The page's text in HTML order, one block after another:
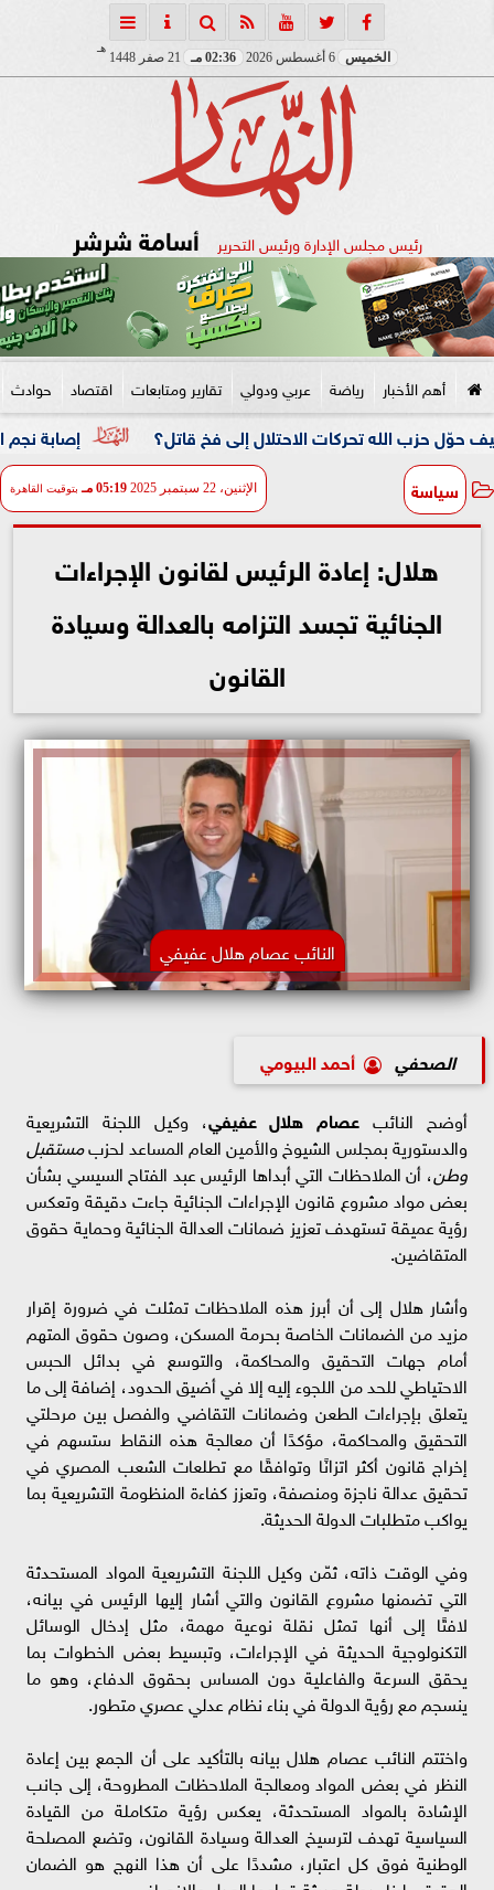
الخميس 02:36 مـ 21 صفر 1448
هـ
رئيس مجلس الإدارة ورئيس التحرير أسامة شرشر
أهم الأخبار رياضة عربي ودولي تقارير ومتابعات اقتصاد حوادث
إصابة نجم الأهلي تحركات الاحتلال إلى فخ قاتل؟
سياسة الإثنين، 22 سبتمبر 2025 05:19 مـ بتوقيت القاهرة
هلال: إعادة الرئيس لقانون الإجراءات
الجنائية تجسد التزامه بالعدالة وسيادة
القانون
النائب عصام هلال عفيفي
الصحفي أحمد البيومي
أوضح النائب عصام هلال عفيفي، وكيل اللجنة التشريعية
والدستورية بمجلس الشيوخ والأمين العام المساعد لحزبمستقبل
وطن، أن الملاحظات التي أبداها الرئيس عبد الفتاح السيسي بشأن
بعض مواد مشروع قانون الإجراءات الجنائية جاءت دقيقة وتعكس
رؤية عميقة تستهدف تعزيز ضمانات العدالة الجنائية وحماية حقوق
المتقاضين.
وأشار هلال إلى أن أبرز هذه الملاحظات تمثلت في ضرورة إقرار
مزيد من الضمانات الخاصة بحرمة المسكن، وصون حقوق المتهم
أمام جهات التحقيق والمحاكمة، والتوسع في بدائل الحبس
الاحتياطي للحد من اللجوء إليه إلا في أضيق الحدود، إضافة إلى ما
يتعلق بإجراءات الطعن وضمانات التقاضي والفصل بين مرحلتي
التحقيق والمحاكمة، مؤكدًا أن معالجة هذه النقاط ستسهم في
إخراج قانون أكثر اتزانًا وتوافقًا مع تطلعات الشعب المصري في
تحقيق عدالة ناجزة ومنصفة، وتعزز كفاءة المنظومة التشريعية بما
يواكب متطلبات الدولة الحديثة.
وفي الوقت ذاته، ثمّن وكيل اللجنة التشريعية المواد المستحدثة
التي تضمنها مشروع القانون والتي أشار إليها الرئيس في بيانه،
لافتًا إلى أنها تمثل نقلة نوعية مهمة، مثل إدخال الوسائل
التكنولوجية الحديثة في الإجراءات، وتبسيط بعض الخطوات بما
يحقق السرعة والفاعلية دون المساس بحقوق الدفاع، وهو ما
ينسجم مع رؤية الدولة في بناء نظام عدلي عصري متطور.
واختتم النائب عصام هلال بيانه بالتأكيد على أن الجمع بين إعادة
النظر في بعض المواد ومعالجة الملاحظات المطروحة، إلى جانب
الإشادة بالمواد المستحدثة، يعكس رؤية متكاملة من القيادة
السياسية تهدف لترسيخ العدالة وسيادة القانون، وتضع المصلحة
الوطنية فوق كل اعتبار، مشددًا على أن هذا النهج هو الضمان